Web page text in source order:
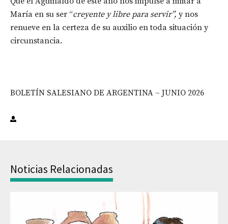
María en su ser “creyente y libre para servir”, y nos
renueve en la certeza de su auxilio en toda situación y
circunstancia.
BOLETÍN SALESIANO DE ARGENTINA – JUNIO 2026
Noticias Relacionadas